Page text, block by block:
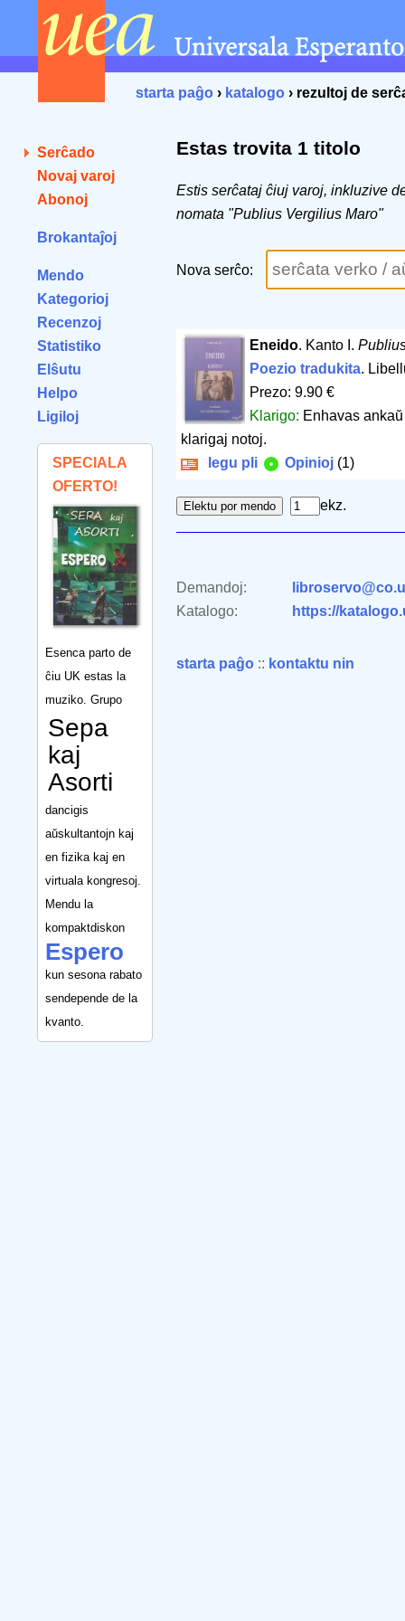
starta paĝo › katalogo › rezultoj de
Serĉado
Novaj varoj
Abonoj
Brokantaĵoj
Mendo
Kategorioj
Recenzoj
Statistiko
Elŝutu
Helpo
Ligiloj
SPECIALA
OFERTO!
Esenca parto de
ĉiu UK estas la
muziko. Grupo
Sepa
kaj
Asorti
dancigis
aŭskultantojn kaj
en fizika kaj en
virtuala kongresoj.
Mendu la
kompaktdiskon
Espero
kun sesona rabato
sendepende de la
kvanto.
Estas trovita 1 titolo
Estis serĉataj ĉiuj varoj, inkluzive
nomata "Publius Vergilius Maro"
Nova serĉo:
Eneido. Kanto I.
Poezio tradukita.
Prezo: 9.90 €
Klarigo: Enhavas
klarigaj notoj.
legu pli
Opinioj (1)
ekz.
Demandoj:
Katalogo:
https://
starta paĝo :: kontaktu nin